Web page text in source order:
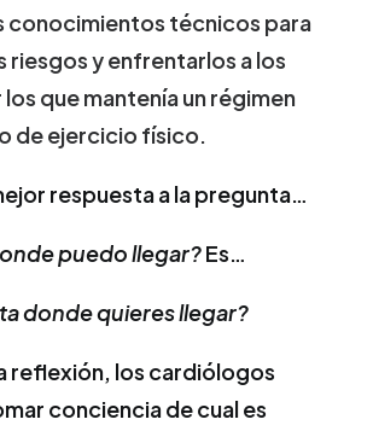
conocimientos técnicos para
riesgos y enfrentarlos a los
que mantenía un régimen
de ejercicio físico.
respuesta a la pregunta…
puedo llegar?Es…
donde quieres llegar?
reflexión, los cardiólogos
conciencia de cual es